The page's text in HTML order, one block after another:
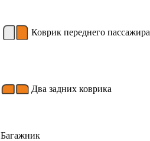
Коврик переднего пассажира
Два задних коврика
Багажник